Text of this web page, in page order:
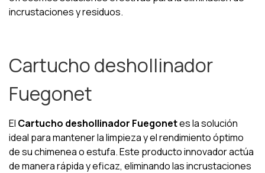
incrustaciones y residuos.
Cartucho deshollinador
Fuegonet
El Cartucho deshollinador Fuegonetes la solución
ideal para mantener la limpieza y el rendimiento óptimo
de su chimenea o estufa. Este producto innovador actúa
de manera rápida y eficaz, eliminando las incrustaciones